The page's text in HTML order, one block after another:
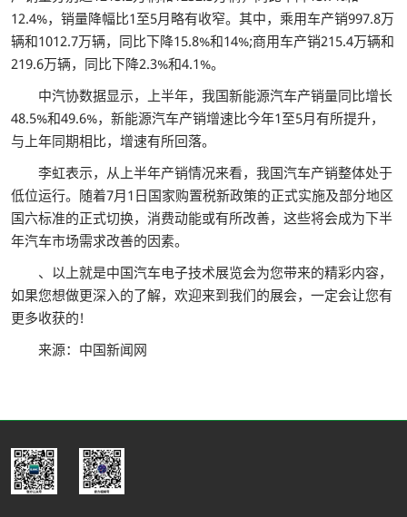
12.4%，销量降幅比1至5月略有收窄。其中，乘用车产销997.8万
辆和1012.7万辆，同比下降15.8%和14%;商用车产销215.4万辆和
219.6万辆，同比下降2.3%和4.1%。
中汽协数据显示，上半年，我国新能源汽车产销量同比增长
48.5%和49.6%，新能源汽车产销增速比今年1至5月有所提升，
与上年同期相比，增速有所回落。
李虹表示，从上半年产销情况来看，我国汽车产销整体处于
低位运行。随着7月1日国家购置税新政策的正式实施及部分地区
国六标准的正式切换，消费动能或有所改善，这些将会成为下半
年汽车市场需求改善的因素。
、以上就是中国汽车电子技术展览会为您带来的精彩内容，
如果您想做更深入的了解，欢迎来到我们的展会，一定会让您有
更多收获的!
来源：中国新闻网